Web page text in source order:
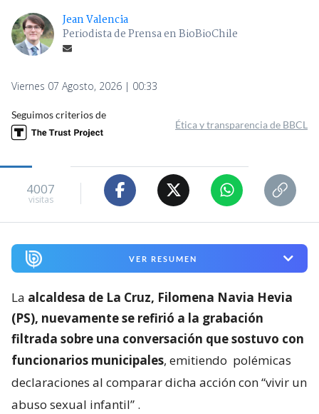
Jean Valencia
Periodista de Prensa en BioBioChile
Viernes 07 Agosto, 2026 | 00:33
Seguimos criterios de
Ética y transparencia de BBCL
4007
visitas
VER RESUMEN
La alcaldesa de La Cruz, Filomena Navia Hevia
(PS), nuevamente se refirió a la grabación
filtrada sobre una conversación que sostuvo con
funcionarios municipales, emitiendo polémicas
declaraciones al comparar dicha acción con “vivir un
abuso sexual infantil” .